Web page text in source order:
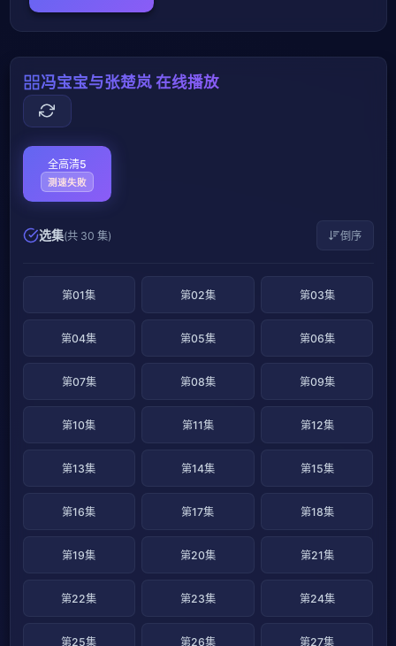
冯宝宝与张楚岚 在线播放
全高清5
测速失败
选集(共 30 集) 倒序
第01集 第02集 第03集
第04集 第05集 第06集
第07集 第08集 第09集
第10集 第11集 第12集
第13集 第14集 第15集
第16集 第17集 第18集
第19集 第20集 第21集
第22集 第23集 第24集
第25集 第26集 第27集